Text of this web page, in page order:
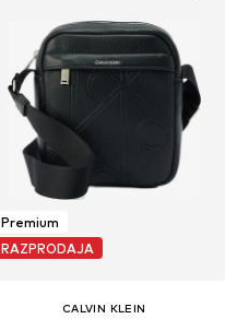
Premium
RAZPRODAJA
CALVIN KLEIN